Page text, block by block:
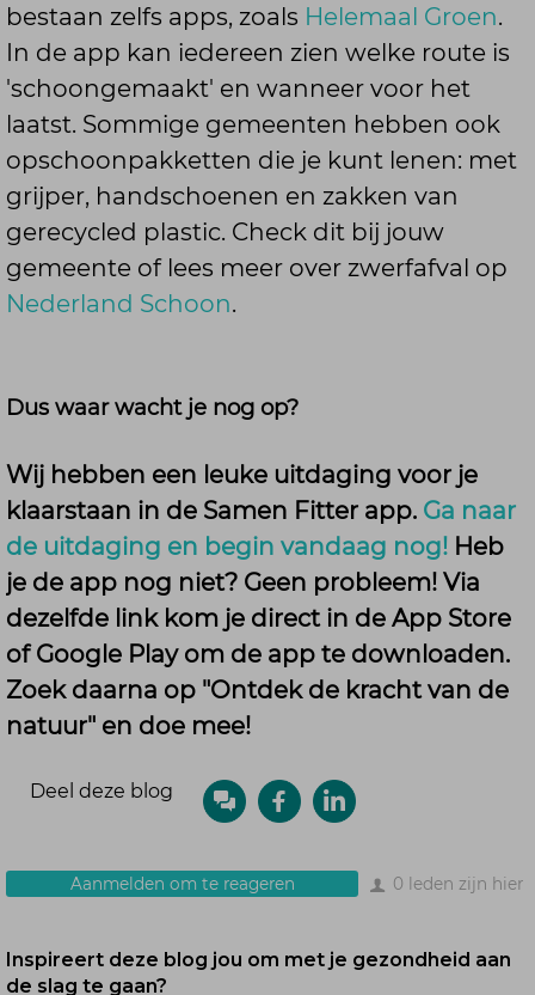
bestaan zelfs apps, zoals Helemaal Groen.
In de app kan iedereen zien welke route is
'schoongemaakt' en wanneer voor het
laatst. Sommige gemeenten hebben ook
opschoonpakketten die je kunt lenen: met
grijper, handschoenen en zakken van
gerecycled plastic. Check dit bij jouw
gemeente of lees meer over zwerfafval op
Nederland Schoon.
Dus waar wacht je nog op?
Wij hebben een leuke uitdaging voor je
klaarstaan in de Samen Fitter app. Ga naar
de uitdaging en begin vandaag nog! Heb
je de app nog niet? Geen probleem! Via
dezelfde link kom je direct in de App Store
of Google Play om de app te downloaden.
Zoek daarna op "Ontdek de kracht van de
natuur" en doe mee!
Deel deze blog
0 leden zijn hier
Aanmelden om te reageren